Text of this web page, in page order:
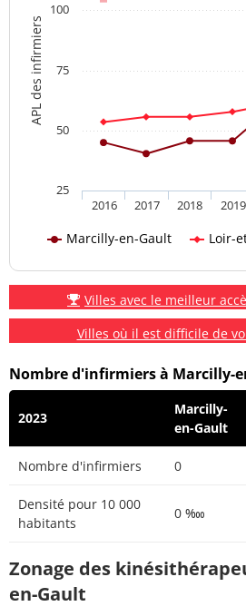
APL des infirmiers
Marcilly-en-Gault Loir-
2016 2017 2018 2019
25
50
75
100
Villes avec le meilleur
Villes où il est difficile de
Nombre d'infirmiers à Marcilly-
2023
Marcilly-
en-Gault
Nombre d'infirmiers 0
Densité pour 10 000
habitants
0 ‱
Zonage des
en-Gault